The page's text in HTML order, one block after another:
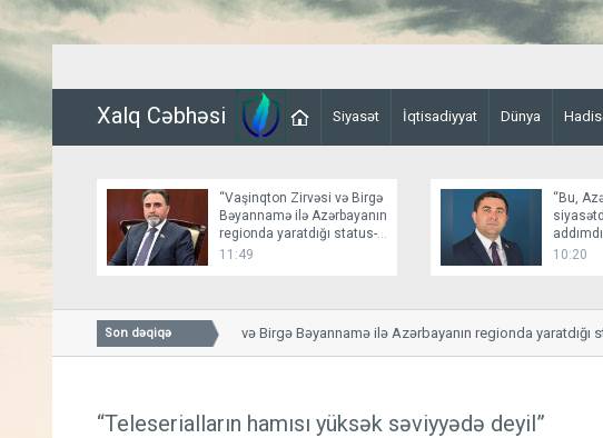
Xalq Cəbhəsi Siyasət İqtisadiyyat Dünya
“Vaşinqton Zirvəsi və Birgə
Bəyannamə ilə Azərbayanın
regionda yaratdığı status-
kvo bir daha təsbit olundu”
11:49
“Bu,
10:20
Son dəqiqə
“Vaşinqton Zirvəsi və Birgə Bəyannamə ilə Azərbayanın regionda yaratdığı
təsbit olundu”
“Teleserialların hamısı yüksək səviyyədə deyil”